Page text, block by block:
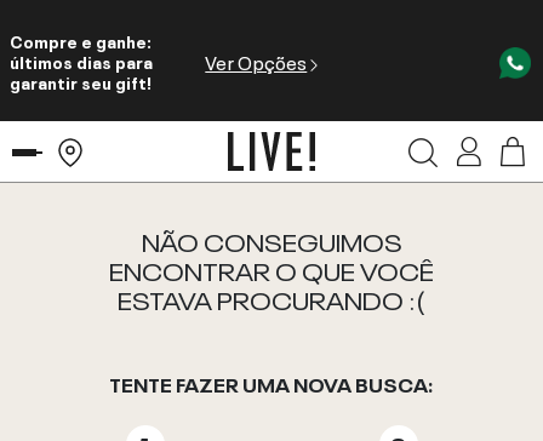
Compre e ganhe:
últimos dias para
garantir seu gift!
Ver Opções
NÃO CONSEGUIMOS
ENCONTRAR O QUE VOCÊ
ESTAVA PROCURANDO :(
TENTE FAZER UMA NOVA BUSCA: